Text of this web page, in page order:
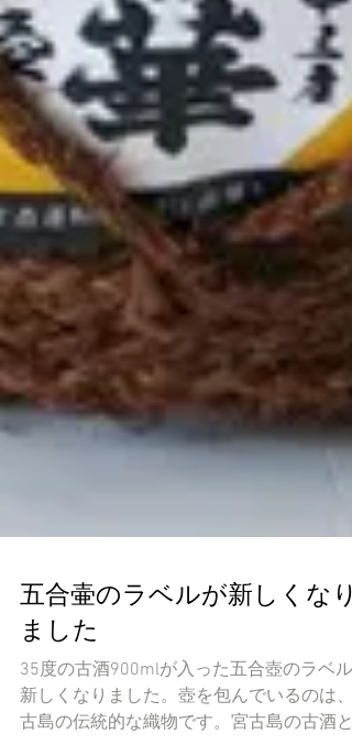
五合壷のラベルが新しくなり
ました
35度の古酒900mlが入った五合壺のラベル